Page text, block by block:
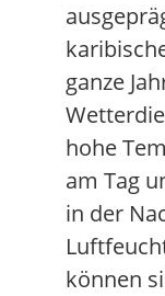
ganze
hohe
am Tag
in der
können